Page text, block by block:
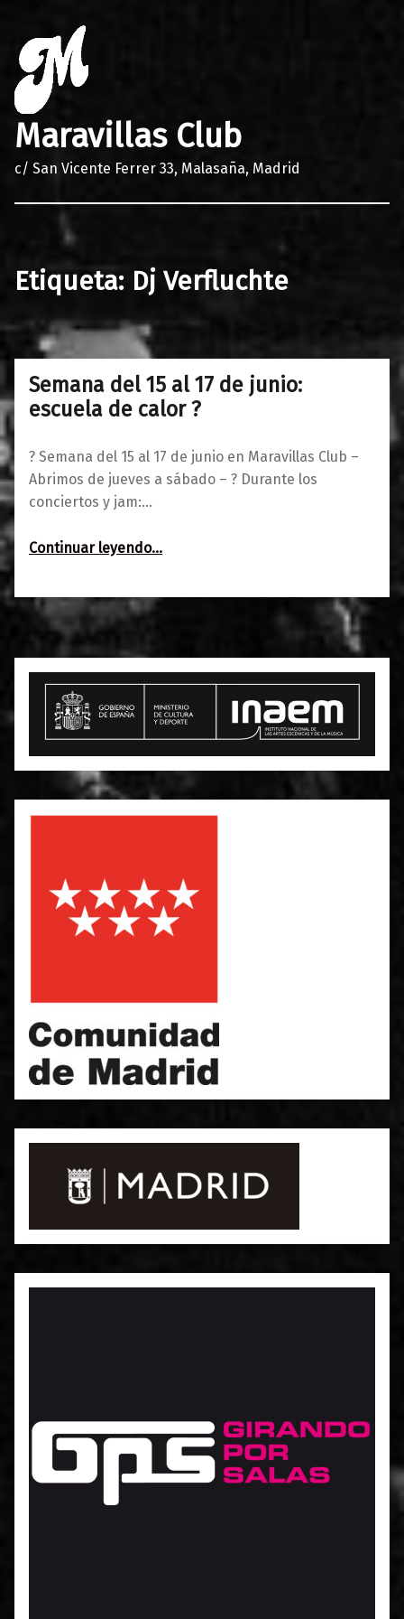
Maravillas Club
c/ San Vicente Ferrer 33, Malasaña, Madrid
Etiqueta: Dj Verfluchte
Semana del 15 al 17 de junio:
escuela de calor ?
? Semana del 15 al 17 de junio en Maravillas Club –
Abrimos de jueves a sábado – ? Durante los
conciertos y jam:…
Continuar leyendo“Semana del 15 al 17 de junio: escuela de calor ?”…
15/06/2017
0
Maravillas